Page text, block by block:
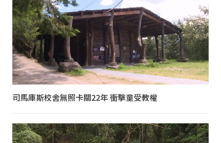
司馬庫斯校舍無照卡關22年 衝擊童受教權